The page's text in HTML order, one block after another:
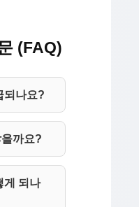
(FAQ)
되나요?
까요?
게 되나